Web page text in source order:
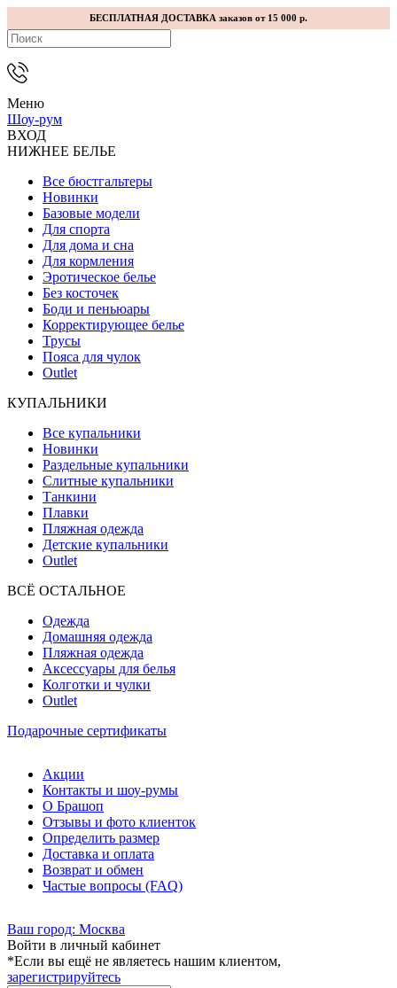
БЕСПЛАТНАЯ ДОСТАВКА заказов от 15 000 р.
Меню
Шоу-рум
ВХОД
НИЖНЕЕ БЕЛЬЕ
Все бюстгальтеры
Новинки
Базовые модели
Для спорта
Для дома и сна
Для кормления
Эротическое белье
Без косточек
Боди и пеньюары
Корректирующее белье
Трусы
Пояса для чулок
Outlet
КУПАЛЬНИКИ
Все купальники
Новинки
Раздельные купальники
Слитные купальники
Танкини
Плавки
Пляжная одежда
Детские купальники
Outlet
ВCЁ ОСТАЛЬНОЕ
Одежда
Домашняя одежда
Пляжная одежда
Аксессуары для белья
Колготки и чулки
Outlet
Подарочные сертификаты
Акции
Контакты и шоу-румы
О Брашоп
Отзывы и фото клиенток
Определить размер
Доставка и оплата
Возврат и обмен
Частые вопросы (FAQ)
Ваш город: Москва
Войти в личный кабинет
*Если вы ещё не являетесь нашим клиентом,
зарегистрируйтесь